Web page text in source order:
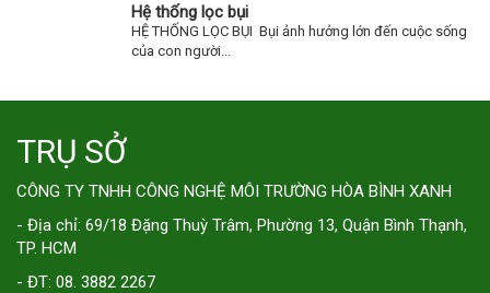
Hệ thống lọc bụi
HỆ THỐNG LỌC BỤI Bụi ảnh hưởng lớn đến cuộc sống
của con người...
TRỤ SỞ
CÔNG TY TNHH CÔNG NGHỆ MÔI TRƯỜNG HÒA BÌNH XANH
- Địa chỉ: 69/18 Đặng Thuỳ Trâm, Phường 13, Quận Bình Thạnh,
TP. HCM
- ĐT: 08. 3882 2267